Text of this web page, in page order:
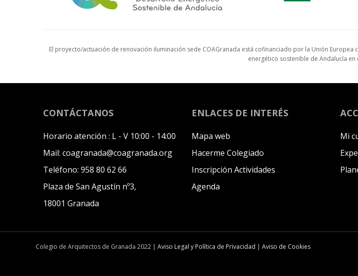
El proyecto/actuación de renovación iluminación sede COAGranada está cofinanciado por la Unión
energético sostenible de Andalucía
CONTÁCTANOS
Horario atención : L - V 10:00 - 14:00
Mail: coagranada@coagranada.org
Teléfono: 958 80 62 66
Plaza de San Agustín nº3,
18001 Granada
ENLACES DE INTERÉS
Mapa web
Hacerme Colegiado
Inscripción Actividades
Agenda
Mi
Colegio de Arquitectos de Granada 2022 | Aviso Legal y Política de Privacidad | Aviso de Cookies